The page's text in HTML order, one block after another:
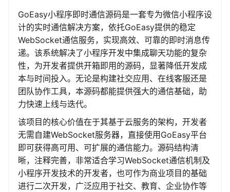
GoEasy小程序即时通信源码是一套专为微信小程序设
计的实时通信解决方案，依托GoEasy提供的稳定
WebSocket通信服务，实现高效、可靠的即时消息传
递。该系统解决了小程序开发中集成聊天功能的复杂
性，为开发者提供开箱即用的源码，显著降低开发成
本与时间投入。无论是构建社交应用、在线客服还是
团队协作工具，本源码都能提供强大的通信基础，助
力快速上线与迭代。
该项目的核心价值在于其基于云服务的架构，开发者
无需自建WebSocket服务器，直接使用GoEasy平台
即可获得高可用、可扩展的通信能力。源码结构清
晰，注释完善，非常适合学习WebSocket通信机制及
小程序开发技术的开发者，也可作为商业项目的基础
进行二次开发，广泛应用于社交、教育、企业协作等